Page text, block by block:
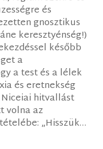
és
gnosztikus
keresztyénség!)
később
a
a test és a lélek
és eretnekség
hitvallást
volna az
„Hisszük…